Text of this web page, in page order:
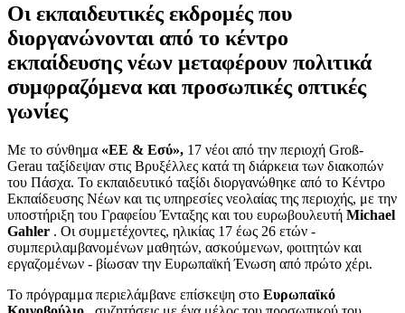
Οι εκπαιδευτικές εκδρομές που
διοργανώνονται από το κέντρο
εκπαίδευσης νέων μεταφέρουν πολιτικά
συμφραζόμενα και προσωπικές οπτικές
γωνίες
Με το σύνθημα «ΕΕ & Εσύ», 17 νέοι από την περιοχή Groß-
Gerau ταξίδεψαν στις Βρυξέλλες κατά τη διάρκεια των διακοπών
του Πάσχα. Το εκπαιδευτικό ταξίδι διοργανώθηκε από το Κέντρο
Εκπαίδευσης Νέων και τις υπηρεσίες νεολαίας της περιοχής, με την
υποστήριξη του Γραφείου Ένταξης και του ευρωβουλευτή Michael
Gahler . Οι συμμετέχοντες, ηλικίας 17 έως 26 ετών -
συμπεριλαμβανομένων μαθητών, ασκούμενων, φοιτητών και
εργαζομένων - βίωσαν την Ευρωπαϊκή Ένωση από πρώτο χέρι.
Το πρόγραμμα περιελάμβανε επίσκεψη στο Ευρωπαϊκό